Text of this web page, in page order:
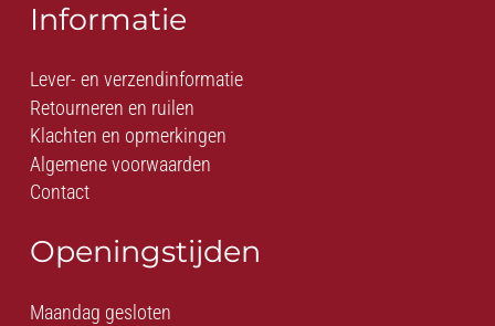
Informatie
Lever- en verzendinformatie
Retourneren en ruilen
Klachten en opmerkingen
Algemene voorwaarden
Contact
Openingstijden
Maandag gesloten